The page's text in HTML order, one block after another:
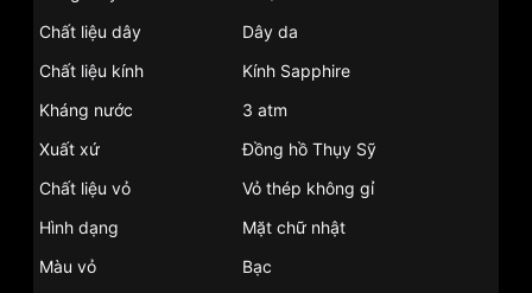
Chất liệu dây
Dây da
Chất liệu kính
Kính Sapphire
Kháng nước
3 atm
Xuất xứ
Đồng hồ Thụy Sỹ
Chất liệu vỏ
Vỏ thép không gỉ
Hình dạng
Mặt chữ nhật
Màu vỏ
Bạc